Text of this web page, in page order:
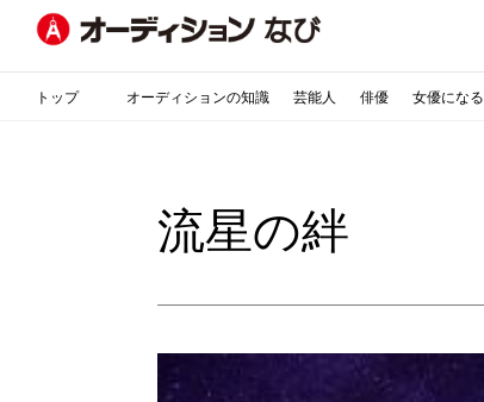
トップ オーディションの知識 芸能人 俳優 女優になる
流星の絆